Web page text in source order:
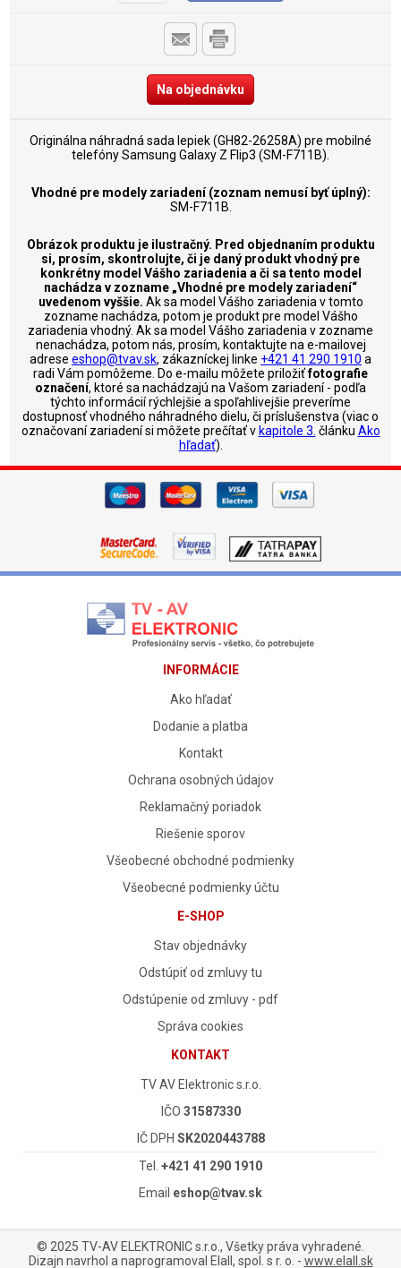
Na objednávku
Originálna náhradná sada lepiek (GH82-26258A) pre mobilné
telefóny Samsung Galaxy Z Flip3 (SM-F711B).
Vhodné pre modely zariadení (zoznam nemusí byť úplný):
SM-F711B.
Obrázok produktu je ilustračný. Pred objednaním produktu
si, prosím, skontrolujte, či je daný produkt vhodný pre
konkrétny model Vášho zariadenia a či sa tento model
nachádza v zozname „Vhodné pre modely zariadení“
uvedenom vyššie. Ak sa model Vášho zariadenia v tomto
zozname nachádza, potom je produkt pre model Vášho
zariadenia vhodný. Ak sa model Vášho zariadenia v zozname
nenachádza, potom nás, prosím, kontaktujte na e-mailovej
adrese eshop@tvav.sk, zákazníckej linke +421 41 290 1910 a
radi Vám pomôžeme. Do e-mailu môžete priložiťfotografie
označení, ktoré sa nachádzajú na Vašom zariadení - podľa
týchto informácií rýchlejšie a spoľahlivejšie preveríme
dostupnosť vhodného náhradného dielu, či príslušenstva (viac o
označovaní zariadení si môžete prečítať v kapitole 3. článku Ako
hľadať).
INFORMÁCIE
Ako hľadať
Dodanie a platba
Kontakt
Ochrana osobných údajov
Reklamačný poriadok
Riešenie sporov
Všeobecné obchodné podmienky
Všeobecné podmienky účtu
E-SHOP
Stav objednávky
Odstúpiť od zmluvy tu
Odstúpenie od zmluvy - pdf
Správa cookies
KONTAKT
TV AV Elektronic s.r.o.
IČO 31587330
IČ DPH SK2020443788
Tel. +421 41 290 1910
Email eshop@tvav.sk
© 2025 TV-AV ELEKTRONIC s.r.o., Všetky práva vyhradené.
Dizajn navrhol a naprogramoval Elall, spol. s r. o. - www.elall.sk